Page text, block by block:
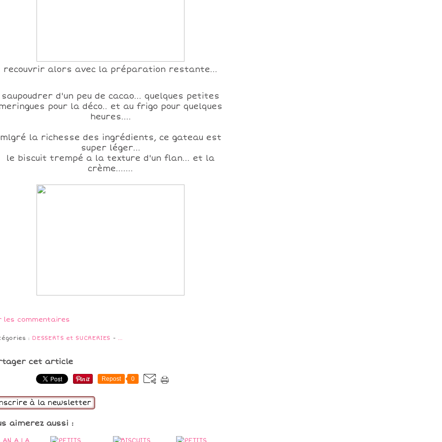
recouvrir alors avec la préparation restante...
saupoudrer d'un peu de cacao... quelques petites
pour la déco.. et au frigo pour quelques
heures....
mlgré la richesse des ingrédients, ce gateau est
super léger...
le biscuit trempé a la texture d'un flan... et la
crème.......
les commentaires
: DESSERTS et SUCRERIES - …
cet article
Repost 0
à la newsletter
aimerez aussi :